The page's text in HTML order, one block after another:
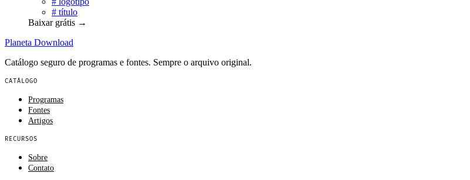
# título
Baixar grátis →
Planeta Download
Catálogo seguro de programas e fontes. Sempre o arquivo original.
CATÁLOGO
Programas
Fontes
Artigos
RECURSOS
Sobre
Contato